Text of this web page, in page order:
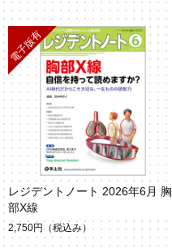
レジデントノート 2026年6月 胸
部X線
2,750円 （税込み）